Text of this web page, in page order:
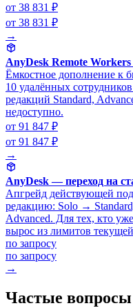
от 38 831 ₽
от 38 831 ₽
→
AnyDesk Remote
Ёмкостное дополнение к
10 удалённых
редакций Standard,
недоступно.
от 91 847 ₽
от 91 847 ₽
→
AnyDesk — переход на
Апгрейд действующей
редакцию: Solo →
Advanced. Для тех, кто
вырос из лимитов
по запросу
по запросу
→
Частые вопросы